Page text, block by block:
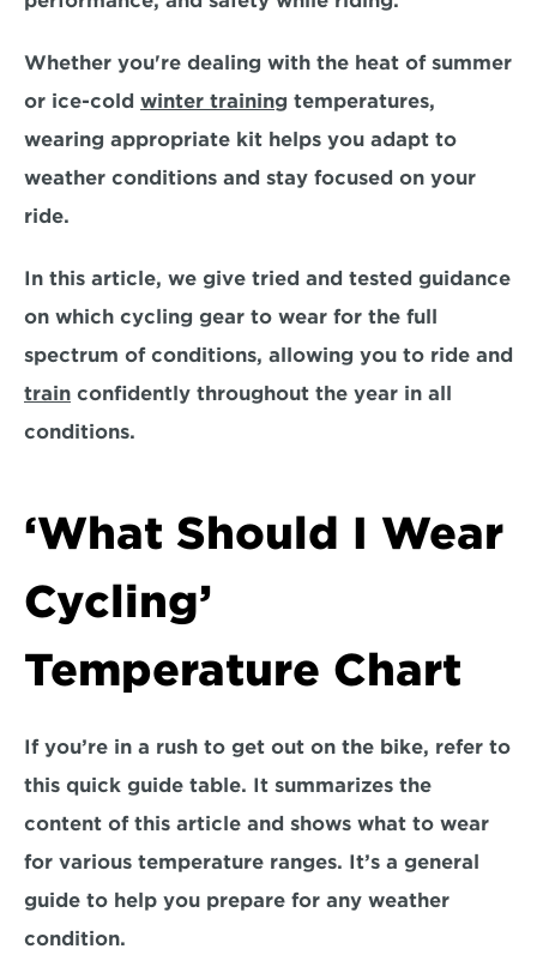
Whether you're dealing with the heat of summer
or ice-cold winter training temperatures,
wearing appropriate kit helps you adapt to
weather conditions and stay focused on your
ride.
In this article, we give tried and tested guidance
on which cycling gear to wear for the full
spectrum of conditions, allowing you to
train confidently throughout the year in all
conditions.
‘What Should I Wear
Cycling’
Temperature Chart
If you’re in a rush to get out on the bike, refer to
this quick guide table. It summarizes the
content of this article and shows what to wear
for various temperature ranges. It’s a general
guide to help you prepare for any weather
condition.